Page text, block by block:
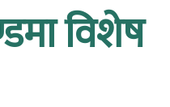
विशेष